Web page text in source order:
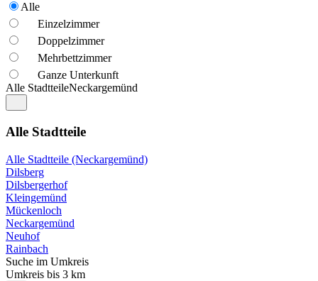
Alle
Einzelzimmer
Doppelzimmer
Mehrbettzimmer
Ganze Unterkunft
Alle StadtteileNeckargemünd
Alle Stadtteile
Alle Stadtteile (Neckargemünd)
Dilsberg
Dilsbergerhof
Kleingemünd
Mückenloch
Neckargemünd
Neuhof
Rainbach
Suche im Umkreis
Umkreis bis 3 km